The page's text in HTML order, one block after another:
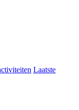
Laatste